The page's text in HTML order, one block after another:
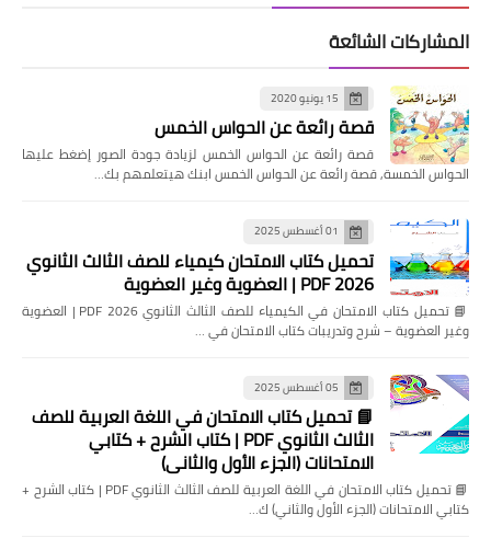
المشاركات الشائعة
15 يونيو 2020
قصة رائعة عن الحواس الخمس
قصة رائعة عن الحواس الخمس لزيادة جودة الصور إضغط عليها
الحواس الخمسة, قصة رائعة عن الحواس الخمس ابنك هيتعلمهم بك…
01 أغسطس 2025
تحميل كتاب الامتحان كيمياء للصف الثالث الثانوي
2026 PDF | العضوية وغير العضوية
📘 تحميل كتاب الامتحان في الكيمياء للصف الثالث الثانوي 2026 PDF | العضوية
وغير العضوية – شرح وتدريبات كتاب الامتحان في …
05 أغسطس 2025
📘 تحميل كتاب الامتحان في اللغة العربية للصف
الثالث الثانوي PDF | كتاب الشرح + كتابي
الامتحانات (الجزء الأول والثاني)
📘 تحميل كتاب الامتحان في اللغة العربية للصف الثالث الثانوي PDF | كتاب الشرح +
كتابي الامتحانات (الجزء الأول والثاني) ك…